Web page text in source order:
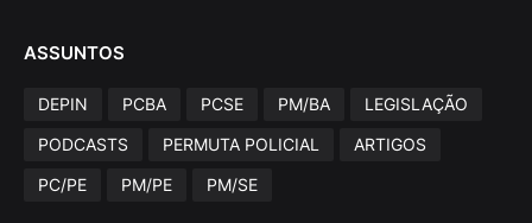
ASSUNTOS
DEPIN PCBA PCSE PM/BA
LEGISLAÇÃO
PODCASTS
PERMUTA POLICIAL
ARTIGOS
PC/PE
PM/PE PM/SE